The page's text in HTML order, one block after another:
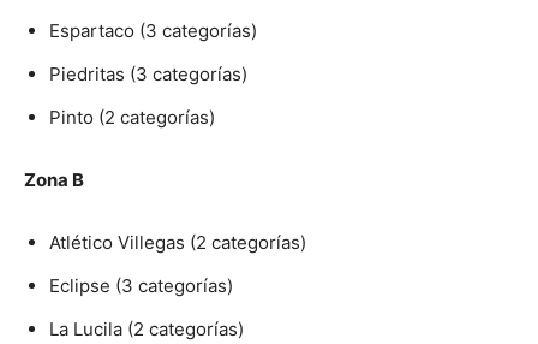
Espartaco (3 categorías)
Piedritas (3 categorías)
Pinto (2 categorías)
Zona B
Atlético Villegas (2 categorías)
Eclipse (3 categorías)
La Lucila (2 categorías)